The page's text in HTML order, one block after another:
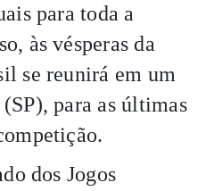
para toda a
às vésperas da
se reunirá em um
para as últimas
dos Jogos